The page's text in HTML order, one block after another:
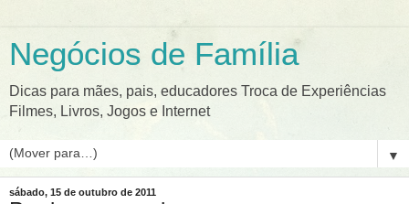
Negócios de Família
Dicas para mães, pais, educadores Troca de Experiências
Filmes, Livros, Jogos e Internet
▼
sábado, 15 de outubro de 2011